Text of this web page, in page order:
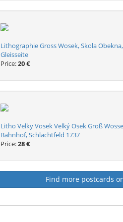
Lithographie Gross Wosek, Skola
Gleisseite
Price:20 €
Litho Velky Vosek Velký Osek Groß
Bahnhof, Schlachtfeld 1737
Price:28 €
Find more postcards